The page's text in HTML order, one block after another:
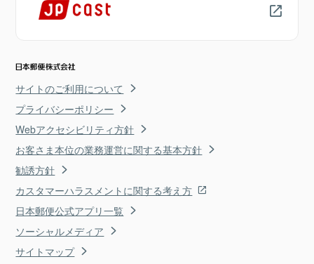
サイトのご利用について
プライバシーポリシー
Webアクセシビリティ方針
お客さま本位の業務運営に関する基本方針
勧誘方針
カスタマーハラスメントに関する考え方
日本郵便公式アプリ一覧
ソーシャルメディア
サイトマップ